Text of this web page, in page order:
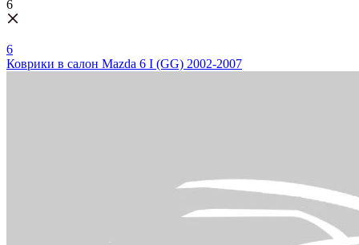
6
6
Коврики в салон Mazda 6 I (GG) 2002-2007